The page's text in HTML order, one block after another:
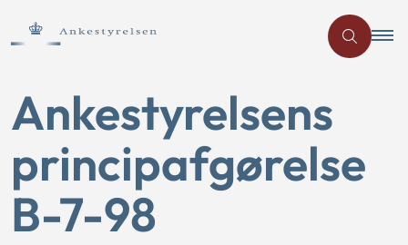
Ankestyrelsens
principafgørelse
B-7-98